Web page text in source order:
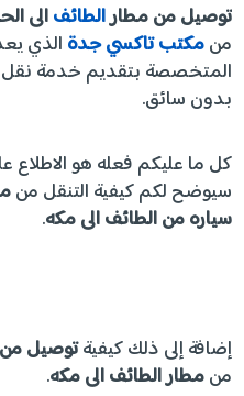
توصيل من مطارالطائفالى
منمكتب تاكسي جدة الذي
المتخصصة بتقديم خدمة نقل
بدون سائق.
كل ما عليكم فعله هو الاطلاع
سيوضح لكم كيفية التنقل من
سياره من الطائف الى مكه.
إضافة إلى ذلك كيفيةتوصيل من
منمطار الطائف الى مكه.